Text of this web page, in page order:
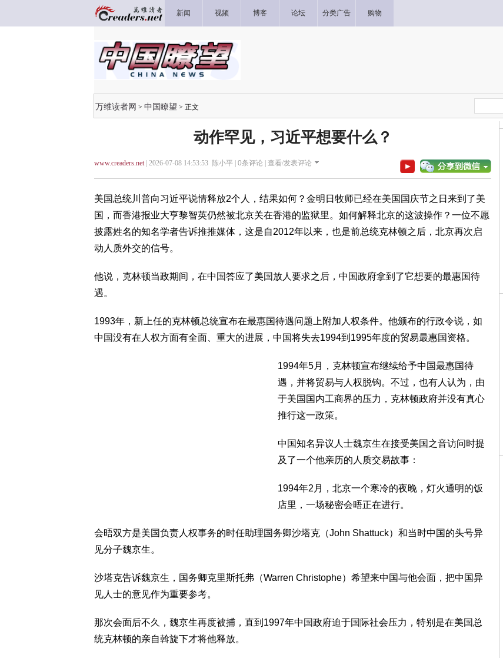
新闻 视频 博客 论坛 分类广告 购物
万维读者网 > 中国瞭望 > 正文
动作罕见，习近平想要什么？
www.creaders.net| 2026-07-08 14:53:53 陈小平 | 0条评论 | 查看/发表评论
美国总统川普向习近平说情释放2个人，结果如何？金明日牧师已经在美国国庆节之日来到了美
国，而香港报业大亨黎智英仍然被北京关在香港的监狱里。如何解释北京的这波操作？一位不愿
披露姓名的知名学者告诉推推媒体，这是自2012年以来，也是前总统克林顿之后，北京再次启
动人质外交的信号。
他说，克林顿当政期间，在中国答应了美国放人要求之后，中国政府拿到了它想要的最惠国待
遇。
1993年，新上任的克林顿总统宣布在最惠国待遇问题上附加人权条件。他颁布的行政令说，如
中国没有在人权方面有全面、重大的进展，中国将失去1994到1995年度的贸易最惠国资格。
1994年5月，克林顿宣布继续给予中国最惠国待
遇，并将贸易与人权脱钩。不过，也有人认为，由
于美国国内工商界的压力，克林顿政府并没有真心
推行这一政策。
中国知名异议人士魏京生在接受美国之音访问时提
及了一个他亲历的人质交易故事：
1994年2月，北京一个寒冷的夜晚，灯火通明的饭
店里，一场秘密会晤正在进行。
会晤双方是美国负责人权事务的时任助理国务卿沙塔克（John Shattuck）和当时中国的头号异
见分子魏京生。
沙塔克告诉魏京生，国务卿克里斯托弗（Warren Christophe）希望来中国与他会面，把中国异
见人士的意见作为重要参考。
那次会面后不久，魏京生再度被捕，直到1997年中国政府迫于国际社会压力，特别是在美国总
统克林顿的亲自斡旋下才将他释放。